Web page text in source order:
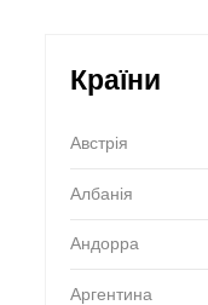
Країни
Австрія
Албанія
Андорра
Аргентина